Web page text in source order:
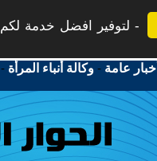
لتوفير افضل خدمة
أخبار عامة -وكالة أنباء المرأة -